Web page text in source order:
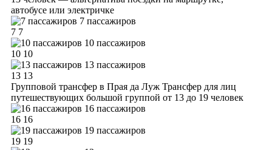
автобусе или электричке
7 пассажиров
7 7
10 пассажиров
10 10
13 пассажиров
13 13
Групповой трансфер в Прая да Луж Трансфер для лиц
путешествующих большой группой от 13 до 19 человек
16 пассажиров
16 16
19 пассажиров
19 19